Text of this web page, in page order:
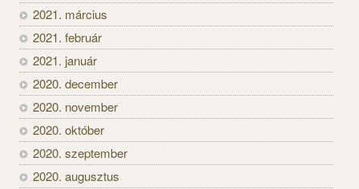
2021. március
2021. február
2021. január
2020. december
2020. november
2020. október
2020. szeptember
2020. augusztus